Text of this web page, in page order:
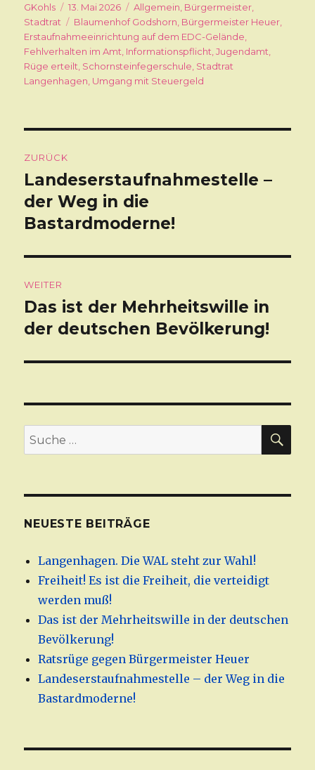
Autor
GKohls
Veröffentlicht
am
13. Mai 2026 Kategorien
Allgemein, Bürgermeister,
Stadtrat
Schlagwörter
Blaumenhof Godshorn, Bürgermeister Heuer,
Erstaufnahmeeinrichtung auf dem EDC-Gelände,
Fehlverhalten im Amt, Informationspflicht,Jugendamt,
Rüge erteilt, Schornsteinfegerschule, Stadtrat
Langenhagen, Umgang mit Steuergeld
ZURÜCK
Vorheriger
Beitrag:
Landeserstaufnahmestelle –
der Weg in die
Bastardmoderne!
WEITER
Nächster
Beitrag:
Das ist der Mehrheitswille in
der deutschen Bevölkerung!
Suche
nach:
NEUESTE BEITRÄGE
Langenhagen. Die WAL steht zur Wahl!
Freiheit! Es ist die Freiheit, die verteidigt
werden muß!
Das ist der Mehrheitswille in der deutschen
Bevölkerung!
Ratsrüge gegen Bürgermeister Heuer
Landeserstaufnahmestelle – der Weg in die
Bastardmoderne!